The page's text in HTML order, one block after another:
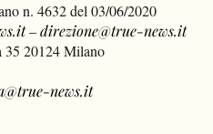
n. 4632 del 03/06/2020
–direzione@true-news.it
35 20124 Milano
news.it